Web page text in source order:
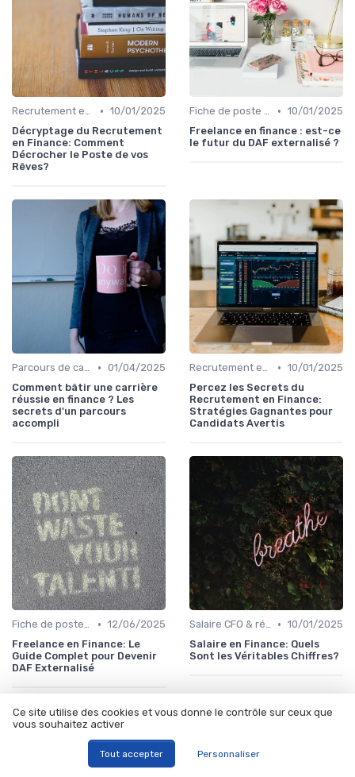
Recrutement en finance d’entreprise • 10/01/2025
Décryptage du Recrutement
en Finance: Comment
Décrocher le Poste de vos
Rêves?
Fiche de poste CFO & directions financières • 10/01/2025
Freelance en finance : est-ce
le futur du DAF externalisé ?
Parcours de carrière en finance • 01/04/2025
Comment bâtir une carrière
réussie en finance ? Les
secrets d'un parcours
accompli
Recrutement en finance d’entreprise • 10/01/2025
Percez les Secrets du
Recrutement en Finance:
Stratégies Gagnantes pour
Candidats Avertis
Fiche de poste CFO & directions financières • 12/06/2025
Freelance en Finance: Le
Guide Complet pour Devenir
DAF Externalisé
Salaire CFO & rémunération variable • 10/01/2025
Salaire en Finance: Quels
Sont les Véritables Chiffres?
Les articles par date
Ce site utilise des cookies et vous donne le contrôle sur ceux que
vous souhaitez activer
Tout accepter Personnaliser